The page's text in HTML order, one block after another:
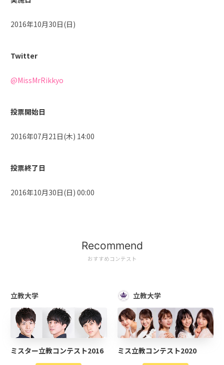
2016年10月30日(日)
Twitter
@MissMrRikkyo
投票開始日
2016年07月21日(木) 14:00
投票終了日
2016年10月30日(日) 00:00
Recommend
おすすめコンテスト
立教大学
ミスター立教コンテスト2016
立教大学
ミス立教コンテスト2020